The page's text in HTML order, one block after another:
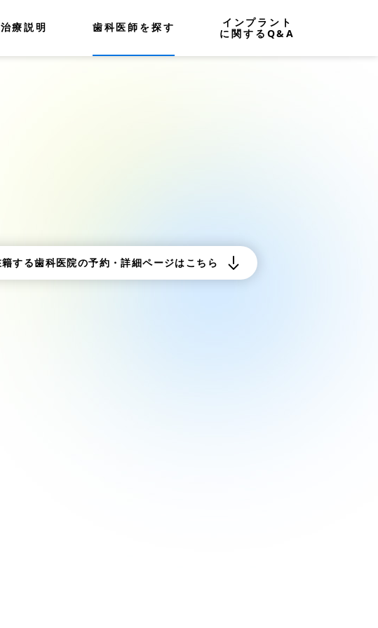
治療説明 歯科医師を探す
インプラント
に関するQ&A
する歯科医院の予約・詳細ページはこちら